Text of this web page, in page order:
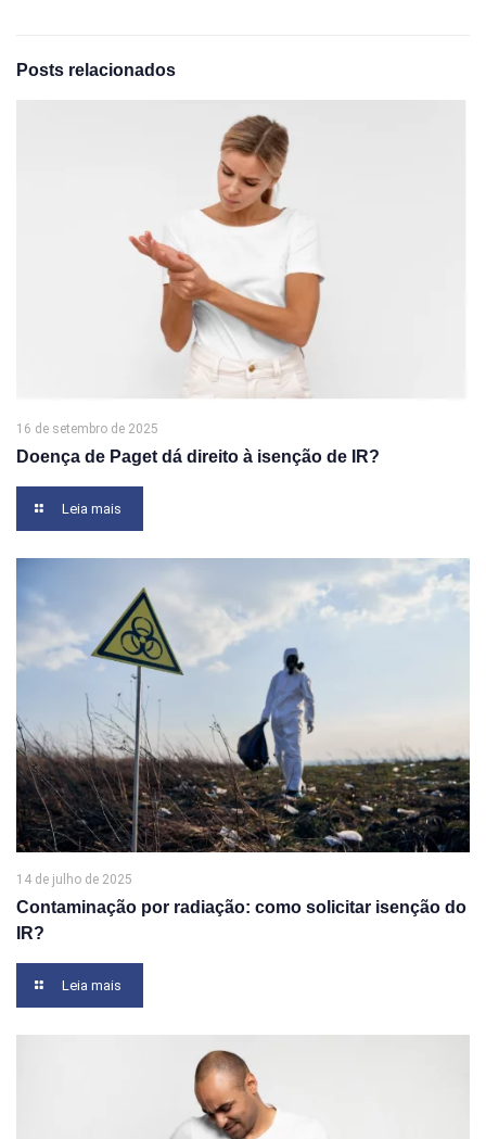
Posts relacionados
16 de setembro de 2025
Doença de Paget dá direito à isenção de IR?
Leia mais
14 de julho de 2025
Contaminação por radiação: como solicitar isenção do
IR?
Leia mais